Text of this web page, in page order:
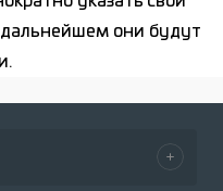
они будут